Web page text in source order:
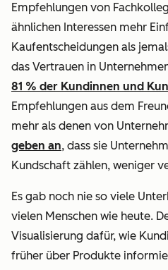
Empfehlungen von
ähnlichen Interessen mehr
Kaufentscheidungen als
das Vertrauen in
81 % der Kundinnen und
Empfehlungen aus dem
mehr als denen von
geben an, dass sie
Kundschaft zählen, weniger
Es gab noch nie so viele
vielen Menschen wie heute.
Visualisierung dafür, wie
früher über Produkte